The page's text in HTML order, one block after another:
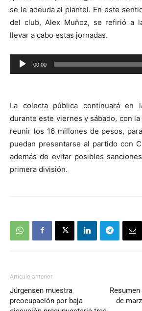
se le adeuda al plantel. En este
del club, Alex Muñoz, se refirió a
llevar a cabo estas jornadas.
Reproductor
de
00:00
La colecta pública continuará en
durante este viernes y sábado, con
reunir los 16 millones de pesos,
puedan presentarse al partido con
además de evitar posibles
primera división.
Artículo anterior
Jürgensen muestra
preocupación por baja
de